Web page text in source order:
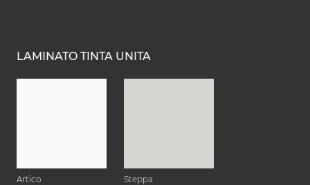
LAMINATO TINTA UNITA
Artico Steppa